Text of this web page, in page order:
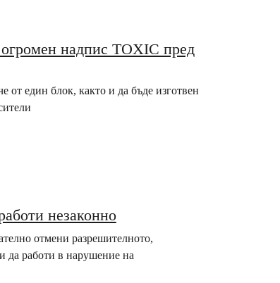
надпис TOXIC пред
от един блок, както и да бъде изготвен
незаконно
отмени разрешителното,
да работи в нарушение на